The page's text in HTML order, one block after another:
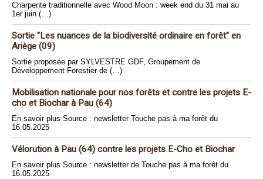
Charpente traditionnelle avec Wood Moon : week end du 31 mai au
1er juin (…)
Sortie "Les nuances de la biodiversité ordinaire en forêt" en
Ariège (09)
Sortie proposée par SYLVESTRE GDF, Groupement de
Développement Forestier de (…)
Mobilisation nationale pour nos forêts et contre les projets E-
cho et Biochar à Pau (64)
En savoir plus Source : newsletter Touche pas à ma forêt du
16.05.2025
Vélorution à Pau (64) contre les projets E-Cho et Biochar
En savoir plus Source : newsletter de Touche pas à ma forêt du
16.05.2025